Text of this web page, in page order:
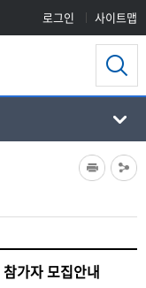
로그인 사이트맵
가자 모집안내